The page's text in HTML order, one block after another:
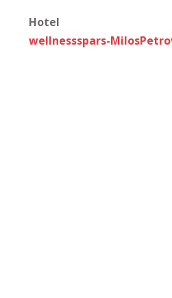
Hotel
wellnessspars-